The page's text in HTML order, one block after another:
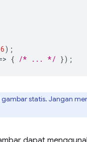
);
> { /* ... */ });
statis. Jangan